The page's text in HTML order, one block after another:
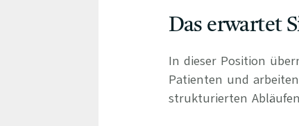
Das erwartet
In dieser Position
Patienten und
strukturierten